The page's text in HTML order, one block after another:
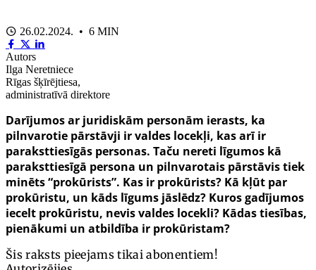
26.02.2024. • 6 MIN
Autors
Ilga Neretniece
Rīgas šķīrējtiesa,
administratīvā direktore
Darījumos ar juridiskām personām ierasts, ka
pilnvarotie pārstāvji ir valdes locekļi, kas arī ir
paraksttiesīgās personas. Taču nereti līgumos kā
paraksttiesīgā persona un pilnvarotais pārstāvis tiek
minēts “prokūrists”. Kas ir prokūrists? Kā kļūt par
prokūristu, un kāds līgums jāslēdz? Kuros gadījumos
iecelt prokūristu, nevis valdes locekli? Kādas tiesības,
pienākumi un atbildība ir prokūristam?
Šis raksts pieejams tikai abonentiem!